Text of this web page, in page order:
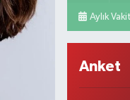
Aylık
Anket